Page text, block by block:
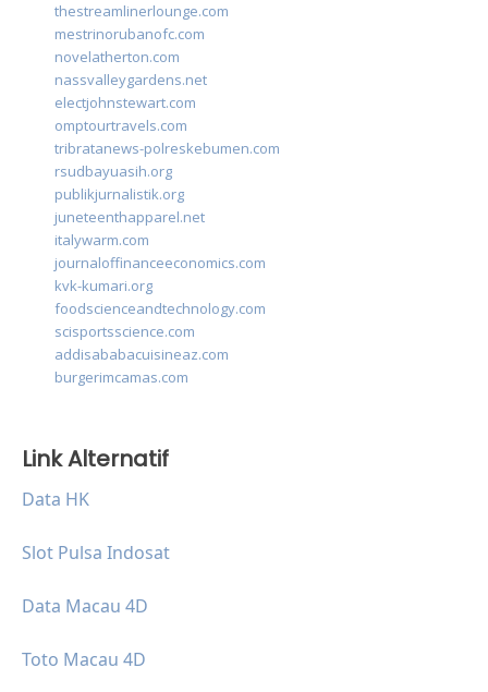
thestreamlinerlounge.com
mestrinorubanofc.com
novelatherton.com
nassvalleygardens.net
electjohnstewart.com
omptourtravels.com
tribratanews-polreskebumen.com
rsudbayuasih.org
publikjurnalistik.org
juneteenthapparel.net
italywarm.com
journaloffinanceeconomics.com
kvk-kumari.org
foodscienceandtechnology.com
scisportsscience.com
addisababacuisineaz.com
burgerimcamas.com
Link Alternatif
Data HK
Slot Pulsa Indosat
Data Macau 4D
Toto Macau 4D